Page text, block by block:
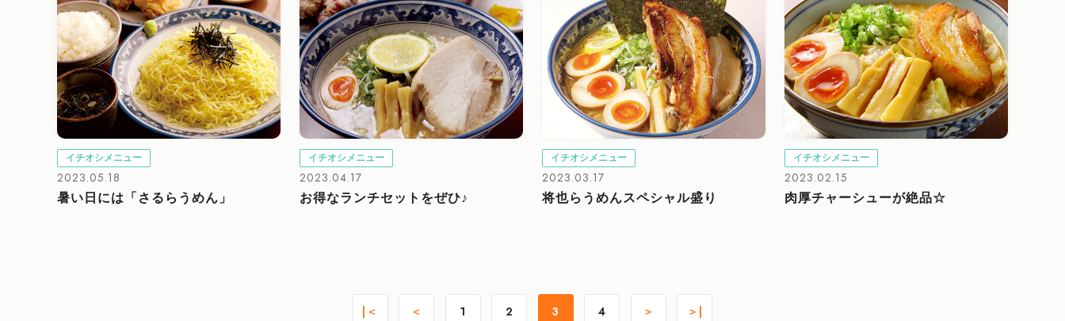
イチオシメニュー
2023.05.18
暑い日には「さるらうめん」
イチオシメニュー
2023.04.17
お得なランチセットをぜひ♪
イチオシメニュー
2023.03.17
将也らうめんスペシャル盛り
イチオシメニュー
2023.02.15
肉厚チャーシューが絶品☆
|＜ ＜ 1 2 3 4 ＞ ＞|